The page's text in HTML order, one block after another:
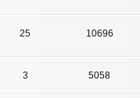
25 10696
3 5058